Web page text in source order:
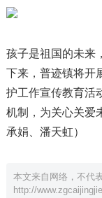
孩子是祖国的未来
下来，普迹镇将开
护工作宣传教育活
机制，为关心关爱
承娟、潘天虹）
本文来自网络，不代
http://